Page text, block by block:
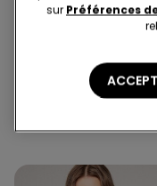
Haut de Bikini Triangle
sur Préférences